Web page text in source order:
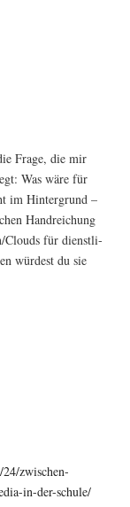
Fra­ge, die mir
Was wäre für
im Hin­ter­grund –
Hand­rei­chung
Clouds für dienst­li­
wür­dest du sie
zwischen-
in-der-schule/